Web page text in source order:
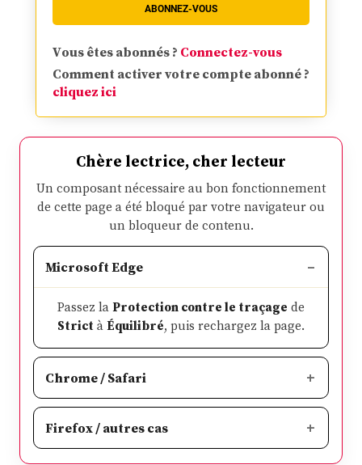
ABONNEZ-VOUS
Vous êtes abonnés ? Connectez-vous
Comment activer votre compte abonné ?
cliquez ici
Chère lectrice, cher lecteur
Un composant nécessaire au bon fonctionnement
de cette page a été bloqué par votre navigateur ou
un bloqueur de contenu.
Microsoft Edge
Passez laProtection contre le traçage de
StrictàÉquilibré, puis rechargez la page.
Chrome / Safari
Firefox / autres cas